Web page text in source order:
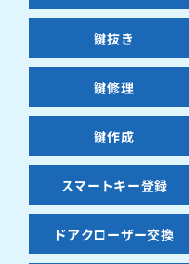
鍵抜き
鍵修理
鍵作成
スマートキー登録
ドアクローザー交換